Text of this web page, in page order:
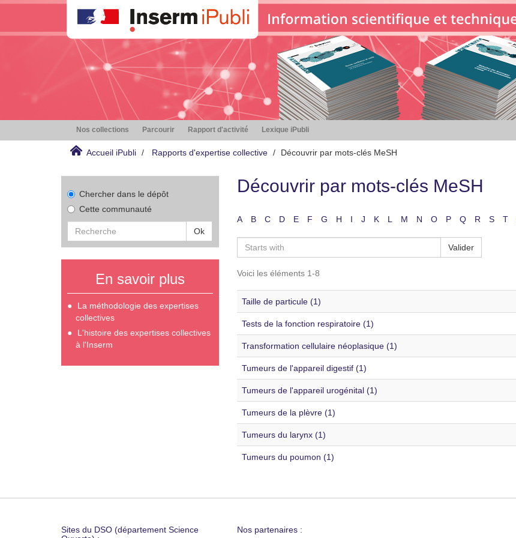
Nos collections Parcourir Rapport d'activité Lexique iPubli
Accueil iPubli Rapports d'expertise collective Découvrir par mots-clés MeSH
Chercher dans le dépôt
Cette communauté
Ok
En savoir plus
La méthodologie des expertises
collectives
L'histoire des expertises collectives
à l'Inserm
Découvrir par mots-clés MeSH
A B C D E F G H I J K L M N O P Q R S T
Valider
Voici les éléments 1-8
Taille de particule (1)
Tests de la fonction respiratoire (1)
Transformation cellulaire néoplasique (1)
Tumeurs de l'appareil digestif (1)
Tumeurs de l'appareil urogénital (1)
Tumeurs de la plèvre (1)
Tumeurs du larynx (1)
Tumeurs du poumon (1)
Sites du DSO (département Science
Nos partenaires :